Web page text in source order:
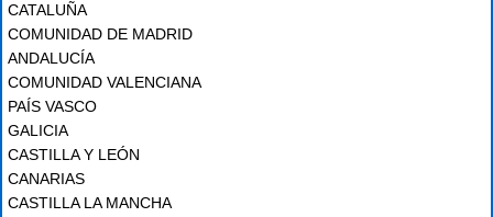
CATALUÑA
COMUNIDAD DE MADRID
ANDALUCÍA
COMUNIDAD VALENCIANA
PAÍS VASCO
GALICIA
CASTILLA Y LEÓN
CANARIAS
CASTILLA LA MANCHA